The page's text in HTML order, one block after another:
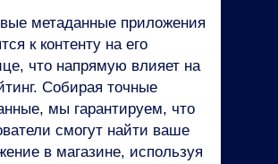
метаданные приложения
к контенту на его
что напрямую влияет на
Собирая точные
мы гарантируем, что
смогут найти ваше
в магазине, используя